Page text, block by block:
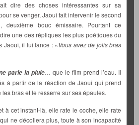
dire des choses intéressantes sur sa
se venger, Jaoui fait intervenir le second
deuxième bouc émissaire. Pourtant ce
une des répliques les plus poétiques du
Jaoui, il lui lance : «Vous avez de jolis bras
parle la pluie… que le film prend l’eau. Il
à partir de la réaction de Jaoui qui prend
les bras et le resserre sur ses épaules.
à cet instant-là, elle rate le coche, elle rate
ne décollera plus, toute à son incapacité